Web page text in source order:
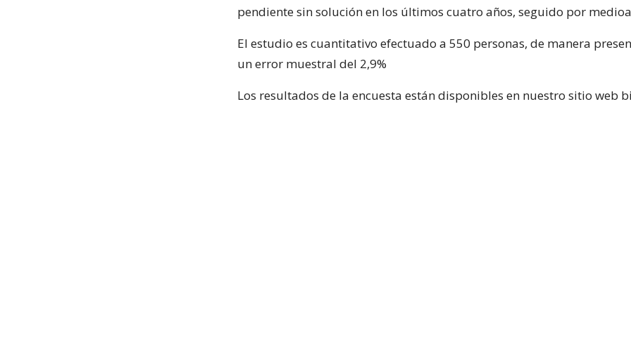
pendiente sin solución en los últimos cuatro años, seguido por
El estudio es cuantitativo efectuado a 550 personas, de manera
un error muestral del 2,9%
Los resultados de la encuesta están disponibles en nuestro sitio web